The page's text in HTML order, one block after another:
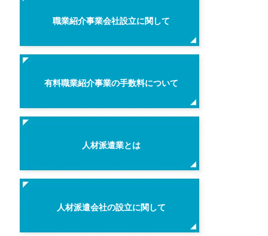
職業紹介事業会社設立に関して
有料職業紹介事業の手数料について
人材派遣業とは
人材派遣会社の設立に関して